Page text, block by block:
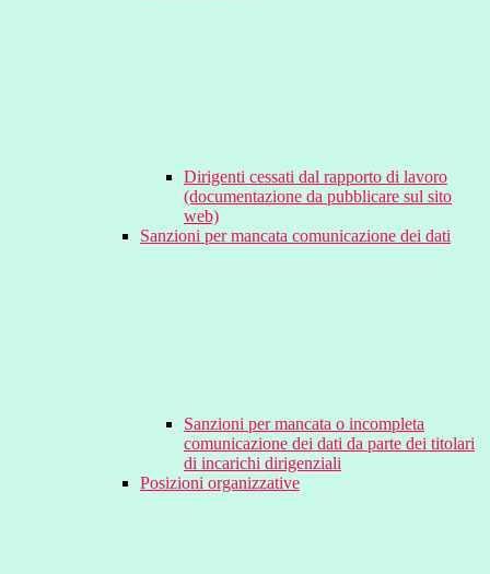
Dirigenti cessati dal rapporto di lavoro
(documentazione da pubblicare sul sito
web)
Sanzioni per mancata comunicazione dei dati
Sanzioni per mancata o incompleta
comunicazione dei dati da parte dei titolari
di incarichi dirigenziali
Posizioni organizzative